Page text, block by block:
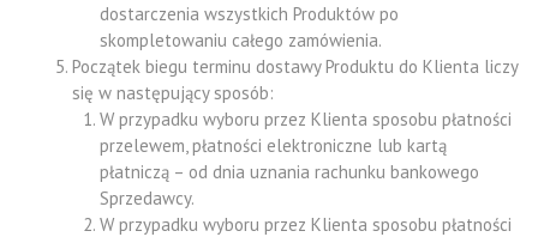
dostarczenia wszystkich Produktów po
skompletowaniu całego zamówienia.
Początek biegu terminu dostawy Produktu do Klienta liczy
się w następujący sposób:
W przypadku wyboru przez Klienta sposobu płatności
przelewem, płatności elektroniczne lub kartą
płatniczą – od dnia uznania rachunku bankowego
Sprzedawcy.
W przypadku wyboru przez Klienta sposobu płatności